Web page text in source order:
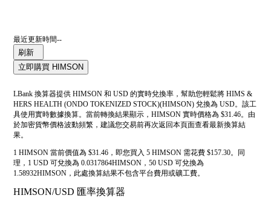
最近更新時間--
刷新
立即購買 HIMSON
LBank 換算器提供 HIMSON 和 USD 的實時兌換率，幫助您輕鬆將 HIMS &
HERS HEALTH (ONDO TOKENIZED STOCK)(HIMSON) 兌換為 USD。該工
具使用實時數據換算。當前轉換結果顯示，HIMSON 實時價格為 $31.46。由
於加密貨幣價格波動頻繁，建議您交易前再次返回本頁面查看最新換算結
果。
1 HIMSON 當前價值為 $31.46，即您買入 5 HIMSON 需花費 $157.30。同
理，1 USD 可兌換為 0.0317864HIMSON，50 USD 可兌換為
1.58932HIMSON，此處換算結果不包含平台費用或礦工費。
HIMSON/USD 匯率換算器